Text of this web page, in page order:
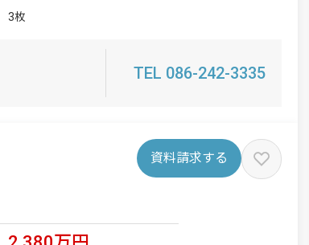
3枚
TEL 086-242-3335
資料請求する